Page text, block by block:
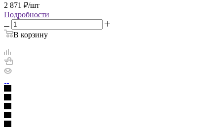
2 871 ₽/шт
Подробности
В корзину